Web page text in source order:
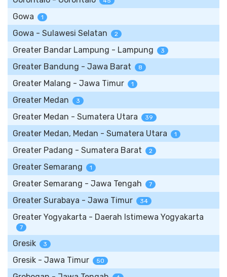
Gowa 1
Gowa - Sulawesi Selatan 2
Greater Bandar Lampung - Lampung 3
Greater Bandung - Jawa Barat 8
Greater Malang - Jawa Timur 1
Greater Medan 3
Greater Medan - Sumatera Utara 39
Greater Medan, Medan - Sumatera Utara 1
Greater Padang - Sumatera Barat 2
Greater Semarang 1
Greater Semarang - Jawa Tengah 7
Greater Surabaya - Jawa Timur 34
Greater Yogyakarta - Daerah Istimewa Yogyakarta
7
Gresik 3
Gresik - Jawa Timur 50